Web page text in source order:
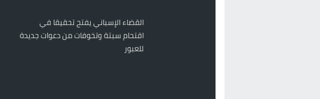
القضاء الإسباني يفتح تحقيقا في
اقتحام سبتة وتخوفات من دعوات جديدة
للعبور